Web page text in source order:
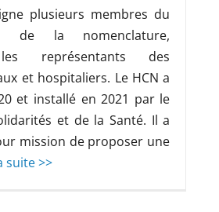
plusieurs membres du
de la nomenclature,
représentants des
et hospitaliers. Le HCN a
et installé en 2021 par le
et de la Santé. Il a
mission de proposer une
suite >>